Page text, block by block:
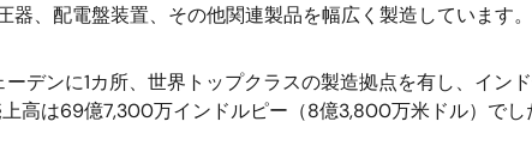
器、配電盤装置、その他関連製品を幅広く製造しています
ーデンに1カ所、世界トップクラスの製造拠点を有し、イン
高は69億7,300万インドルピー（8億3,800万米ドル）でし